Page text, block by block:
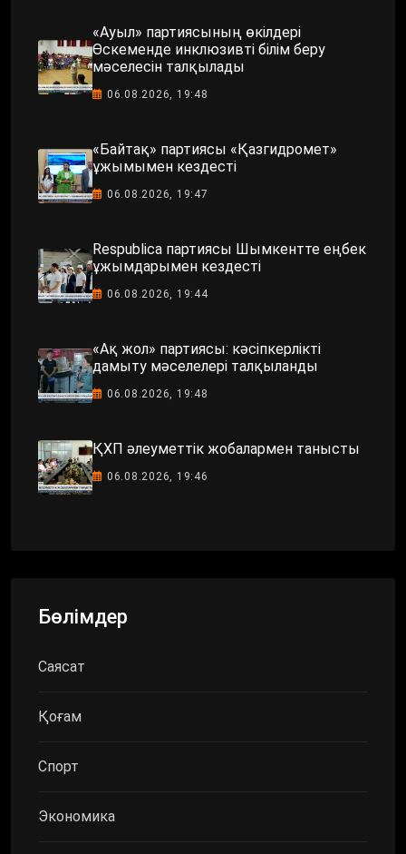
«Ауыл» партиясының өкілдері
Өскеменде инклюзивті білім беру
мәселесін талқылады
06.08.2026, 19:48
«Байтақ» партиясы «Қазгидромет»
ұжымымен кездесті
06.08.2026, 19:47
Respublica партиясы Шымкентте еңбек
ұжымдарымен кездесті
06.08.2026, 19:44
«Ақ жол» партиясы: кәсіпкерлікті
дамыту мәселелері талқыланды
06.08.2026, 19:48
ҚХП әлеуметтік жобалармен танысты
06.08.2026, 19:46
Бөлімдер
Саясат
Қоғам
Спорт
Экономика